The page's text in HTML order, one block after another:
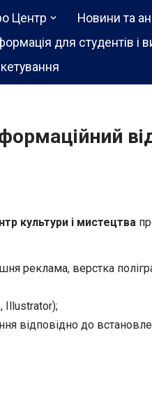
Центр Новини та
для студентів і
культури і мистецтва
реклама, верстка
Illustrator);
відповідно до